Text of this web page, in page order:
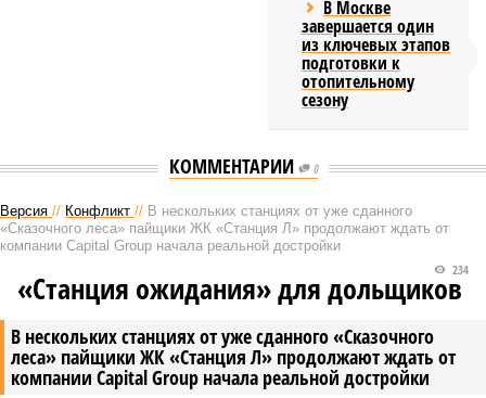
В Москве
завершается один
из ключевых этапов
подготовки к
отопительному
сезону
КОММЕНТАРИИ 0
Версия // Конфликт // В нескольких станциях от уже сданного
«Сказочного леса» пайщики ЖК «Станция Л» продолжают ждать от
компании Capital Group начала реальной достройки
В нескольких станциях от уже сданного «Сказочного
леса» пайщики ЖК «Станция Л» продолжают ждать от
компании Capital Group начала реальной достройки
234
«Станция ожидания» для дольщиков